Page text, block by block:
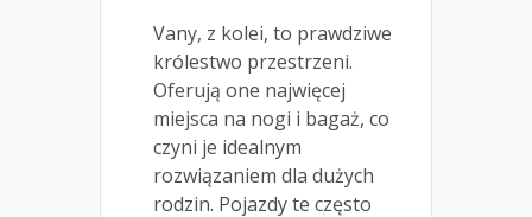
Vany, z kolei, to prawdziwe
królestwo przestrzeni.
Oferują one najwięcej
miejsca na nogi i bagaż, co
czyni je idealnym
rozwiązaniem dla dużych
rodzin. Pojazdy te często